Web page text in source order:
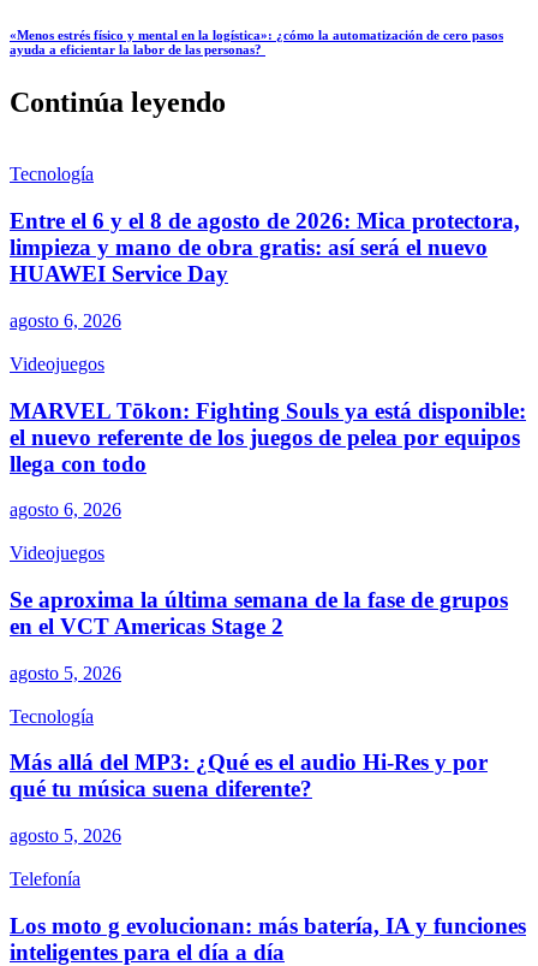
«Menos estrés físico y mental en la logística»: ¿cómo la automatización de cero pasos
ayuda a eficientar la labor de las personas?
Continúa leyendo
Tecnología
Entre el 6 y el 8 de agosto de 2026: Mica protectora,
limpieza y mano de obra gratis: así será el nuevo
HUAWEI Service Day
agosto 6, 2026
Videojuegos
MARVEL Tōkon: Fighting Souls ya está disponible:
el nuevo referente de los juegos de pelea por equipos
llega con todo
agosto 6, 2026
Videojuegos
Se aproxima la última semana de la fase de grupos
en el VCT Americas Stage 2
agosto 5, 2026
Tecnología
Más allá del MP3: ¿Qué es el audio Hi-Res y por
qué tu música suena diferente?
agosto 5, 2026
Telefonía
Los moto g evolucionan: más batería, IA y funciones
inteligentes para el día a día